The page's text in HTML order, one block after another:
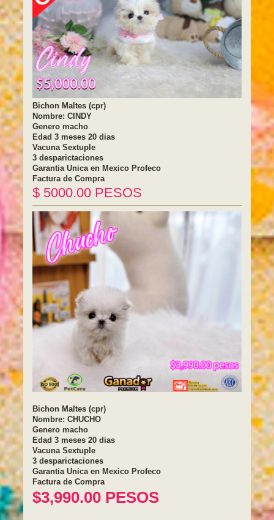
Bichon Maltes (cpr)
Nombre: CINDY
Genero macho
Edad 3 meses 20 dias
Vacuna Sextuple
3 desparictaciones
Garantia Unica en Mexico Profeco
Factura de Compra
$ 5000.00 PESOS
Bichon Maltes (cpr)
Nombre: CHUCHO
Genero macho
Edad 3 meses 20 dias
Vacuna Sextuple
3 desparictaciones
Garantia Unica en Mexico Profeco
Factura de Compra
$3,990.00 PESOS